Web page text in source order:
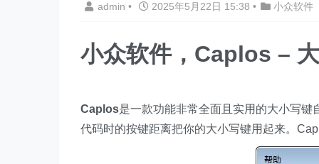
admin • 2025年5月22日 15:38 • 小众软件
小众软件，Caplos –
Caplos是一款功能非常全面且实用的大小写
代码时的按键距离把你的大小写键用起来。